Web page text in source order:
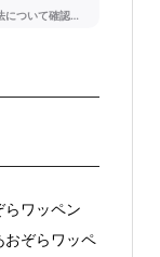
ワッペン
ぞらワッペ